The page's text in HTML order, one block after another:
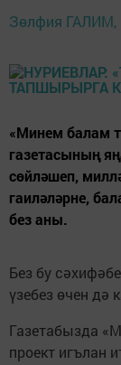
Зөлфия ГАЛИМ,
«Минем балам
газетасының
сөйләшеп,
гаиләләрне,
без аны.
Без бу
үзебез өчен дә
Газетабызда
проект игълан